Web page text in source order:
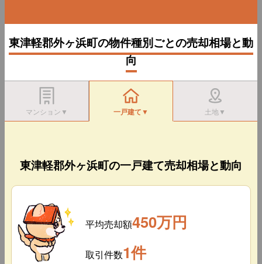
東津軽郡外ヶ浜町の物件種別ごとの売却相場と動
向
マンション▼ 一戸建て▼ 土地▼
東津軽郡外ヶ浜町の一戸建て売却相場と動向
平均売却額450万円
取引件数1件